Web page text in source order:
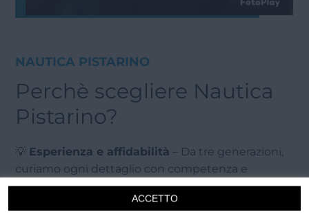
ACCETTO
NAUTICA PISTARINO
Perchè scegliere Nautica
Pistarino?
💡 Esperienza e affidabilità – Da tre generazioni,
curiamo ogni dettaglio con competenza e
precisione.